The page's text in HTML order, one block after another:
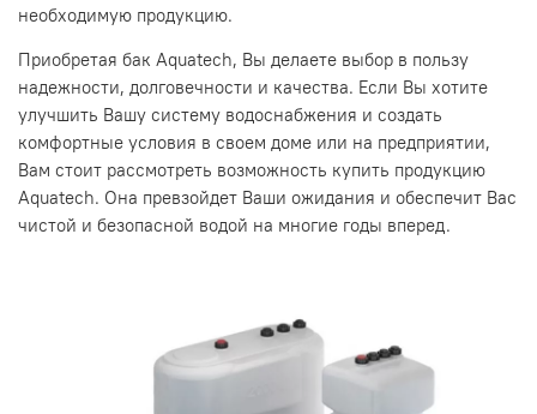
необходимую продукцию.
Приобретая бак Aquatech, Вы делаете выбор в пользу
надежности, долговечности и качества. Если Вы хотите
улучшить Вашу систему водоснабжения и создать
комфортные условия в своем доме или на предприятии,
Вам стоит рассмотреть возможность купить продукцию
Aquatech. Она превзойдет Ваши ожидания и обеспечит Вас
чистой и безопасной водой на многие годы вперед.